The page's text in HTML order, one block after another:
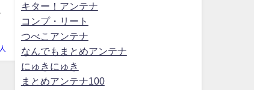
キター！アンテナ
コンプ・リート
つべこアンテナ
なんでもまとめアンテナ
にゅきにゅき
まとめアンテナ100